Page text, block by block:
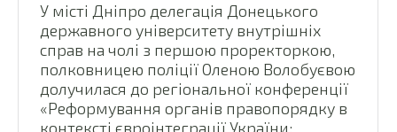
У місті Дніпро делегація Донецького
державного університету внутрішніх
справ на чолі з першою проректоркою,
полковницею поліції Оленою Волобуєвою
долучилася до регіональної конференції
«Реформування органів правопорядку в
контексті євроінтеграції України: